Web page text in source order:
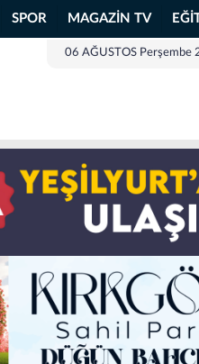
SPOR MAGAZİN TV
06 AĞUSTOS Perşembe